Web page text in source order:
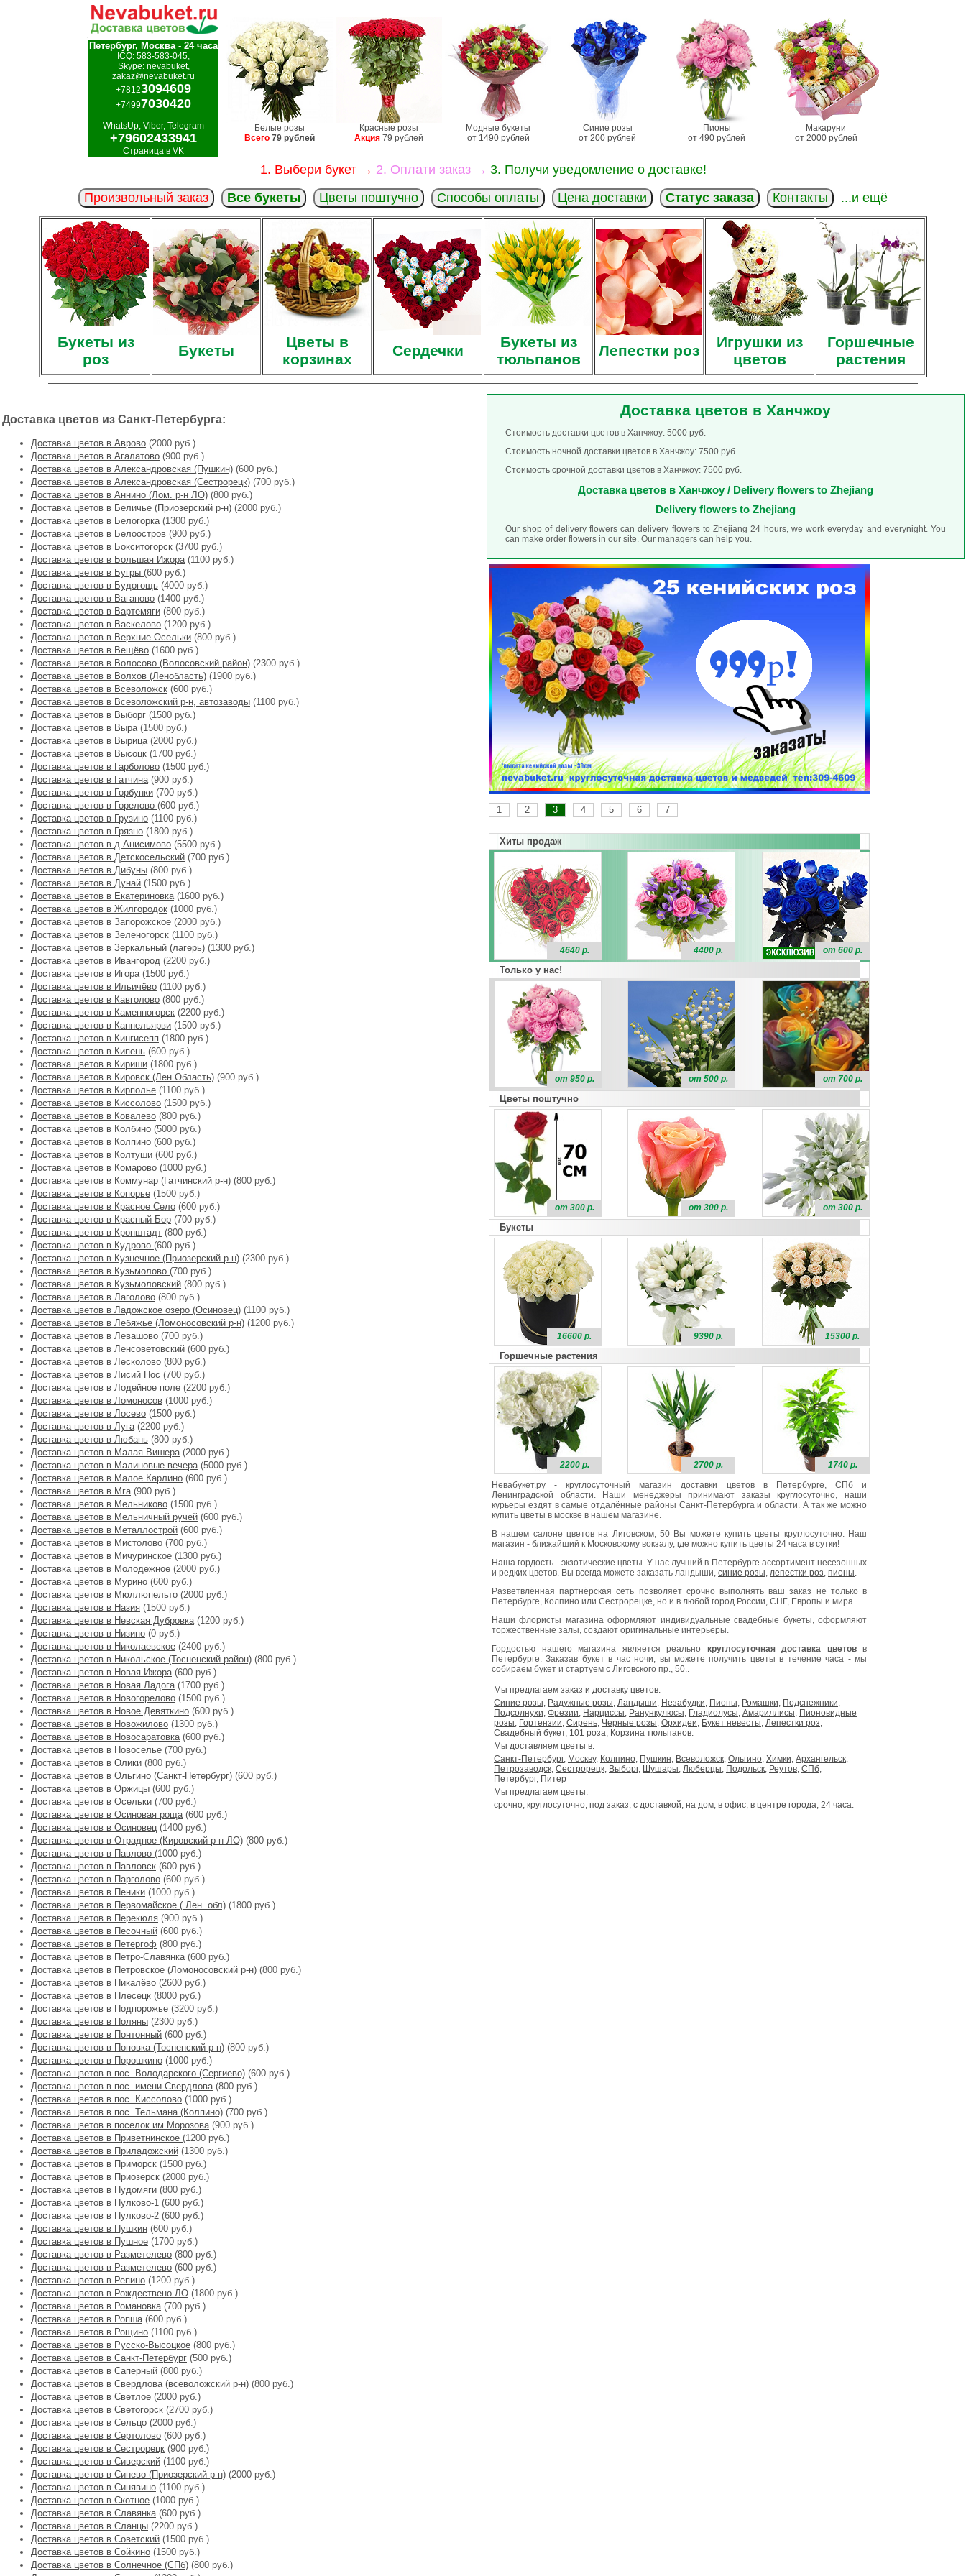
Петербург, Москва - 24 часа
ICQ: 583-583-045,
Skype: nevabuket,
zakaz@nevabuket.ru
+78123094609
+74997030420
WhatsUp, Viber, Telegram
+79602433941
Страница в VK
Белые розы
Всего 79 рублей
Красные розы
Акция 79 рублей
Модные букеты
от 1490 рублей
Синие розы
от 200 рублей
Пионы
от 490 рублей
Макаруни
от 2000 рублей
1. Выбери букет → 2. Оплати заказ → 3. Получи уведомление о доставке!
Произвольный заказ
Все букеты Цветы поштучно Способы оплаты Цена доставки Статус заказа Контакты ...и ещё
Букеты из
роз
Букеты
Цветы в
корзинах
Сердечки
Букеты из
тюльпанов
Лепестки роз
Игрушки из
цветов
Горшечные
растения
Доставка цветов из Санкт-Петербурга:
Доставка цветов в Аврово (2000 руб.)
Доставка цветов в Агалатово (900 руб.)
Доставка цветов в Александровская (Пушкин) (600 руб.)
Доставка цветов в Александровская (Сестрорецк) (700 руб.)
Доставка цветов в Аннино (Лом. р-н ЛО) (800 руб.)
Доставка цветов в Беличье (Приозерский р-н) (2000 руб.)
Доставка цветов в Белогорка(1300 руб.)
Доставка цветов в Белоостров (900 руб.)
Доставка цветов в Бокситогорск (3700 руб.)
Доставка цветов в Большая Ижора(1100 руб.)
Доставка цветов в Бугры (600 руб.)
Доставка цветов в Будогощь (4000 руб.)
Доставка цветов в Ваганово (1400 руб.)
Доставка цветов в Вартемяги (800 руб.)
Доставка цветов в Васкелово (1200 руб.)
Доставка цветов в Верхние Осельки (800 руб.)
Доставка цветов в Вещёво (1600 руб.)
Доставка цветов в Волосово (Волосовский район) (2300 руб.)
Доставка цветов в Волхов (Ленобласть) (1900 руб.)
Доставка цветов в Всеволожск (600 руб.)
Доставка цветов в Всеволожский р-н, автозаводы (1100 руб.)
Доставка цветов в Выборг (1500 руб.)
Доставка цветов в Выра(1500 руб.)
Доставка цветов в Вырица(2000 руб.)
Доставка цветов в Высоцк (1700 руб.)
Доставка цветов в Гарболово (1500 руб.)
Доставка цветов в Гатчина(900 руб.)
Доставка цветов в Горбунки (700 руб.)
Доставка цветов в Горелово (600 руб.)
Доставка цветов в Грузино (1100 руб.)
Доставка цветов в Грязно (1800 руб.)
Доставка цветов в д Анисимово (5500 руб.)
Доставка цветов в Детскосельский (700 руб.)
Доставка цветов в Дибуны (800 руб.)
Доставка цветов в Дунай (1500 руб.)
Доставка цветов в Екатериновка(1600 руб.)
Доставка цветов в Жилгородок (1000 руб.)
Доставка цветов в Запорожское (2000 руб.)
Доставка цветов в Зеленогорск (1100 руб.)
Доставка цветов в Зеркальный (лагерь) (1300 руб.)
Доставка цветов в Ивангород (2200 руб.)
Доставка цветов в Игора(1500 руб.)
Доставка цветов в Ильичёво (1100 руб.)
Доставка цветов в Кавголово (800 руб.)
Доставка цветов в Каменногорск (2200 руб.)
Доставка цветов в Каннельярви (1500 руб.)
Доставка цветов в Кингисепп (1800 руб.)
Доставка цветов в Кипень (600 руб.)
Доставка цветов в Кириши (1800 руб.)
Доставка цветов в Кировск (Лен.Область) (900 руб.)
Доставка цветов в Кирполье (1100 руб.)
Доставка цветов в Киссолово (1500 руб.)
Доставка цветов в Ковалево (800 руб.)
Доставка цветов в Колбино (5000 руб.)
Доставка цветов в Колпино (600 руб.)
Доставка цветов в Колтуши (600 руб.)
Доставка цветов в Комарово (1000 руб.)
Доставка цветов в Коммунар (Гатчинский р-н) (800 руб.)
Доставка цветов в Копорье (1500 руб.)
Доставка цветов в Красное Село (600 руб.)
Доставка цветов в Красный Бор (700 руб.)
Доставка цветов в Кронштадт (800 руб.)
Доставка цветов в Кудрово (600 руб.)
Доставка цветов в Кузнечное (Приозерский р-н) (2300 руб.)
Доставка цветов в Кузьмолово (700 руб.)
Доставка цветов в Кузьмоловский (800 руб.)
Доставка цветов в Лаголово (800 руб.)
Доставка цветов в Ладожское озеро (Осиновец) (1100 руб.)
Доставка цветов в Лебяжье (Ломоносовский р-н) (1200 руб.)
Доставка цветов в Левашово (700 руб.)
Доставка цветов в Ленсоветовский (600 руб.)
Доставка цветов в Лесколово (800 руб.)
Доставка цветов в Лисий Нос (700 руб.)
Доставка цветов в Лодейное поле (2200 руб.)
Доставка цветов в Ломоносов (1000 руб.)
Доставка цветов в Лосево (1500 руб.)
Доставка цветов в Луга(2200 руб.)
Доставка цветов в Любань (800 руб.)
Доставка цветов в Малая Вишера(2000 руб.)
Доставка цветов в Малиновые вечера(5000 руб.)
Доставка цветов в Малое Карлино (600 руб.)
Доставка цветов в Мга(900 руб.)
Доставка цветов в Мельниково (1500 руб.)
Доставка цветов в Мельничный ручей (600 руб.)
Доставка цветов в Металлострой (600 руб.)
Доставка цветов в Мистолово (700 руб.)
Доставка цветов в Мичуринское (1300 руб.)
Доставка цветов в Молодежное (2000 руб.)
Доставка цветов в Мурино (600 руб.)
Доставка цветов в Мюллюпельто (2000 руб.)
Доставка цветов в Назия (1500 руб.)
Доставка цветов в Невская Дубровка(1200 руб.)
Доставка цветов в Низино (0 руб.)
Доставка цветов в Николаевское (2400 руб.)
Доставка цветов в Никольское (Тосненский район) (800 руб.)
Доставка цветов в Новая Ижора(600 руб.)
Доставка цветов в Новая Ладога(1700 руб.)
Доставка цветов в Новогорелово (1500 руб.)
Доставка цветов в Новое Девяткино (600 руб.)
Доставка цветов в Новожилово (1300 руб.)
Доставка цветов в Новосаратовка(600 руб.)
Доставка цветов в Новоселье (700 руб.)
Доставка цветов в Олики (800 руб.)
Доставка цветов в Ольгино (Санкт-Петербург) (600 руб.)
Доставка цветов в Оржицы (600 руб.)
Доставка цветов в Осельки (700 руб.)
Доставка цветов в Осиновая роща(600 руб.)
Доставка цветов в Осиновец (1400 руб.)
Доставка цветов в Отрадное (Кировский р-н ЛО) (800 руб.)
Доставка цветов в Павлово (1000 руб.)
Доставка цветов в Павловск (600 руб.)
Доставка цветов в Парголово (600 руб.)
Доставка цветов в Пеники (1000 руб.)
Доставка цветов в Первомайское ( Лен. обл) (1800 руб.)
Доставка цветов в Перекюля (900 руб.)
Доставка цветов в Песочный (600 руб.)
Доставка цветов в Петергоф (800 руб.)
Доставка цветов в Петро-Славянка(600 руб.)
Доставка цветов в Петровское (Ломоносовский р-н) (800 руб.)
Доставка цветов в Пикалёво (2600 руб.)
Доставка цветов в Плесецк (8000 руб.)
Доставка цветов в Подпорожье (3200 руб.)
Доставка цветов в Поляны (2300 руб.)
Доставка цветов в Понтонный (600 руб.)
Доставка цветов в Поповка (Тосненский р-н) (800 руб.)
Доставка цветов в Порошкино (1000 руб.)
Доставка цветов в пос. Володарского (Сергиево) (600 руб.)
Доставка цветов в пос. имени Свердлова(800 руб.)
Доставка цветов в пос. Киссолово (1000 руб.)
Доставка цветов в пос. Тельмана (Колпино) (700 руб.)
Доставка цветов в поселок им.Морозова(900 руб.)
Доставка цветов в Приветнинское (1200 руб.)
Доставка цветов в Приладожский (1300 руб.)
Доставка цветов в Приморск (1500 руб.)
Доставка цветов в Приозерск (2000 руб.)
Доставка цветов в Пудомяги (800 руб.)
Доставка цветов в Пулково-1 (600 руб.)
Доставка цветов в Пулково-2 (600 руб.)
Доставка цветов в Пушкин (600 руб.)
Доставка цветов в Пушное (1700 руб.)
Доставка цветов в Разметелево (800 руб.)
Доставка цветов в Разметелево (600 руб.)
Доставка цветов в Репино (1200 руб.)
Доставка цветов в Рождествено ЛО (1800 руб.)
Доставка цветов в Романовка(700 руб.)
Доставка цветов в Ропша(600 руб.)
Доставка цветов в Рощино (1100 руб.)
Доставка цветов в Русско-Высоцкое (800 руб.)
Доставка цветов в Санкт-Петербург (500 руб.)
Доставка цветов в Саперный (800 руб.)
Доставка цветов в Свердлова (всеволожский р-н) (800 руб.)
Доставка цветов в Светлое (2000 руб.)
Доставка цветов в Светогорск (2700 руб.)
Доставка цветов в Сельцо (2000 руб.)
Доставка цветов в Сертолово (600 руб.)
Доставка цветов в Сестрорецк (900 руб.)
Доставка цветов в Сиверский (1100 руб.)
Доставка цветов в Синево (Приозерский р-н) (2000 руб.)
Доставка цветов в Синявино (1100 руб.)
Доставка цветов в Скотное (1000 руб.)
Доставка цветов в Славянка(600 руб.)
Доставка цветов в Сланцы (2200 руб.)
Доставка цветов в Советский (1500 руб.)
Доставка цветов в Сойкино (1500 руб.)
Доставка цветов в Солнечное (СПб) (800 руб.)
Доставка цветов в Ханчжоу
Стоимость доставки цветов в Ханчжоу: 5000 руб.
Стоимость ночной доставки цветов в Ханчжоу: 7500 руб.
Стоимость срочной доставки цветов в Ханчжоу: 7500 руб.
Доставка цветов в Ханчжоу / Delivery flowers to Zhejiang
Delivery flowers to Zhejiang
Our shop of delivery flowers can delivery flowers to Zhejiang 24 hours, we work everyday and everynight. You
can make order flowers in our site. Our managers can help you.
1 2 3 4 5 6 7
Хиты продаж
4640 р. 4400 р. от 600 р.
Только у нас!
от 950 р. от 500 р. от 700 р.
Цветы поштучно
от 300 р. от 300 р. от 300 р.
Букеты
16600 р. 9390 р. 15300 р.
Горшечные растения
2200 р. 2700 р.
1740 р.
Невабукет.ру - круглосуточный магазин доставки цветов в Петербурге, СПб и
Ленинградской области. Наши менеджеры принимают заказы круглосуточно, наши
курьеры ездят в самые отдалённые районы Санкт-Петербурга и области. А так же можно
купить цветы в москве в нашем магазине.
В нашем салоне цветов на Лиговском, 50 Вы можете купить цветы круглосуточно. Наш
магазин - ближайший к Московскому вокзалу, где можно купить цветы 24 часа в сутки!
Наша гордость - экзотические цветы. У нас лучший в Петербурге ассортимент несезонных
и редких цветов. Вы всегда можете заказать ландыши, синие розы, лепестки роз, пионы.
Разветвлённая партнёрская сеть позволяет срочно выполнять ваш заказ не только в
Петербурге, Колпино или Сестрорецке, но и в любой город России, СНГ, Европы и мира.
Наши флористы магазина оформляют индивидуальные свадебные букеты, оформляют
торжественные залы, создают оригинальные интерьеры.
Гордостью нашего магазина является реально круглосуточная доставка цветовв
Петербурге. Заказав букет в час ночи, вы можете получить цветы в течение часа - мы
собираем букет и стартуем с Лиговского пр., 50..
Мы предлагаем заказ и доставку цветов:
Синие розы, Радужные розы, Ландыши, Незабудки, Пионы, Ромашки, Подснежники,
Подсолнухи, Фрезии, Нарциссы, Ранункулюсы, Гладиолусы, Амариллисы, Пионовидные
розы, Гортензии, Сирень, Черные розы, Орхидеи, Букет невесты, Лепестки роз,
Свадебный букет, 101 роза, Корзина тюльпанов.
Мы доставляем цветы в:
Санкт-Петербург, Москву, Колпино, Пушкин, Всеволожск, Ольгино, Химки, Архангельск,
Петрозаводск, Сестрорецк, Выборг, Шушары, Люберцы, Подольск, Реутов, СПб,
Петербург, Питер
Мы предлагаем цветы:
срочно, круглосуточно, под заказ, с доставкой, на дом, в офис, в центре города, 24 часа.